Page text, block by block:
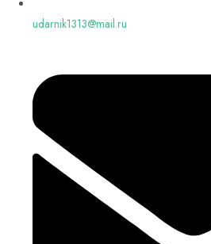
udarnik1313@mail.ru